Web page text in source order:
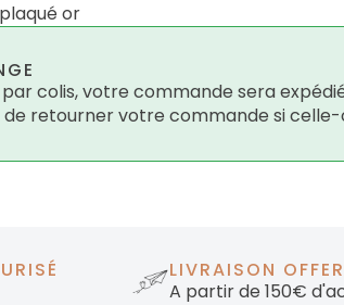
or
par colis, votre commande sera
de retourner votre commande si
LIVRAISON
A partir de 150€